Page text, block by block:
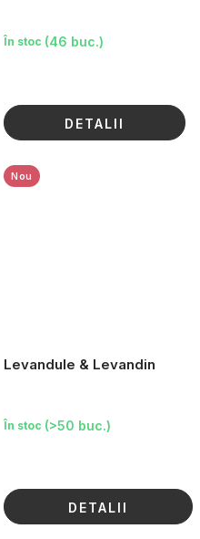
În stoc (46 buc.)
DETALII
Levandule & Levandin
Nou
În stoc (>50 buc.)
DETALII